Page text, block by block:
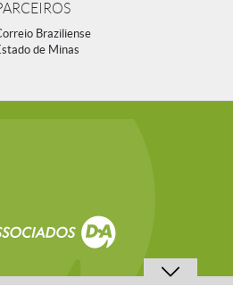
Braziliense
de Minas